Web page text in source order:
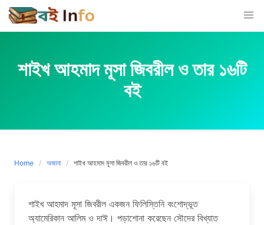
Skip
to
content
শাইখ আহমাদ মূসা জিবরীল ও তার ১৬টি
বই
Home অজানা শাইখ আহমাদ মূসা জিবরীল ও তার ১৬টি বই
শাইখ আহমাদ মূসা জিবরীল একজন ফিলিস্তিনি বংশোদ্ভূত
অ্যামেরিকান আলিম ও দাঈ। পড়াশোনা করেছেন সৌদের বিখ্যাত